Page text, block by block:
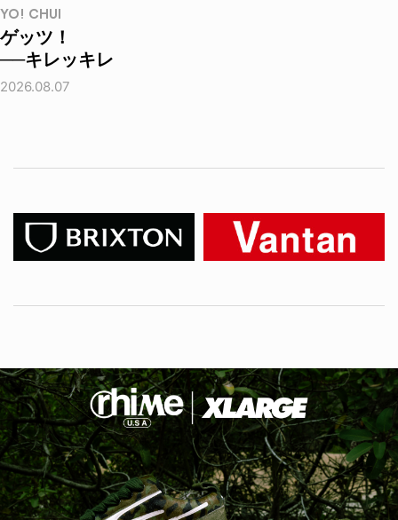
YO! CHUI
ゲッツ！
──キレッキレ
2026.08.07